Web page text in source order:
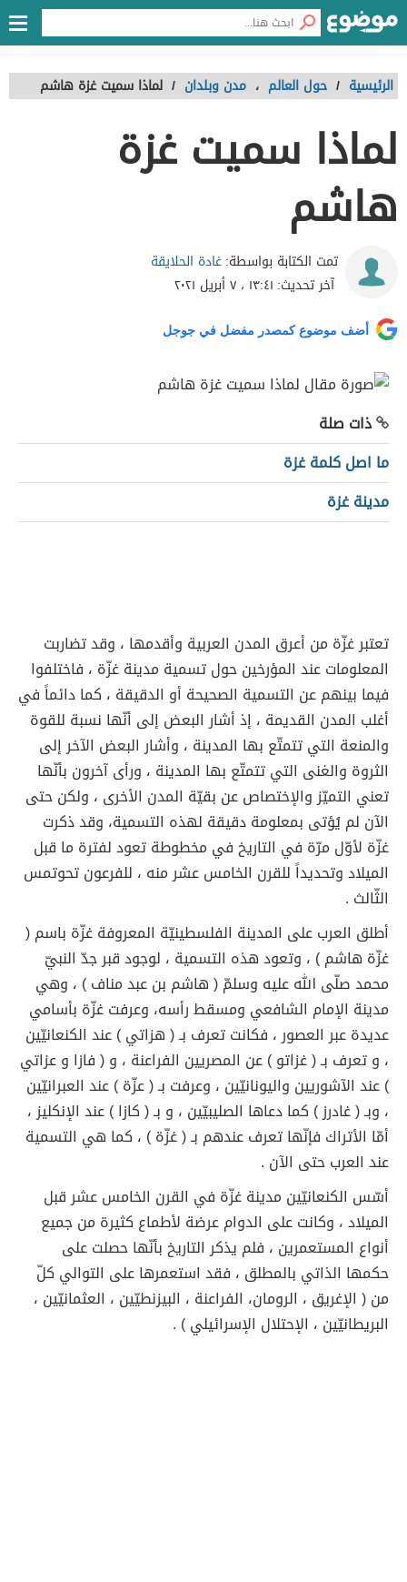
الرئيسية / حول العالم ، مدن وبلدان / لماذا سميت غزة هاشم
لماذا سميت غزة
هاشم
تمت الكتابة بواسطة:غادة الحلايقة
آخر تحديث: ١٣:٤١ ، ٧ أبريل ٢٠٢١
أضف موضوع كمصدر مفضل في جوجل
ذات صلة
ما اصل كلمة غزة
مدينة غزة
تعتبر غزّة من أعرق المدن العربية وأقدمها ، وقد تضاربت
المعلومات عند المؤرخين حول تسمية مدينة غزّة ، فاختلفوا
فيما بينهم عن التسمية الصحيحة أو الدقيقة ، كما دائماً في
أغلب المدن القديمة ، إذ أشار البعض إلى أنّها نسبة للقوة
والمنعة التي تتمتّع بها المدينة ، وأشار البعض الآخر إلى
الثروة والغنى التي تتمتّع بها المدينة ، ورأى آخرون بأنّها
تعني التميّز والإختصاص عن بقيّة المدن الأخرى ، ولكن حتى
الآن لم يُؤتى بمعلومة دقيقة لهذه التسمية، وقد ذكرت
غزّة لأوّل مرّة في التاريخ في مخطوطة تعود لفترة ما قبل
الميلاد وتحديداً للقرن الخامس عشر منه ، للفرعون تحوتمس
الثّالث .
أطلق العرب على المدينة الفلسطينيّة المعروفة غزّة باسم (
غزّة هاشم ) ، وتعود هذه التسمية ، لوجود قبر جدّ النبيّ
محمد صلّى الله عليه وسلمّ ( هاشم بن عبد مناف ) ، وهي
مدينة الإمام الشافعي ومسقط رأسه، وعرفت غزّة بأسامي
عديدة عبر العصور ، فكانت تعرف بـ ( هزاتي ) عند الكنعانيّين
، و تعرف بـ ( غزاتو ) عن المصريين الفراعنة ، و ( فازا و عزاتي
) عند الآشوريين واليونانيّين ، وعرفت بـ ( عزّة ) عند العبرانيّين
، وبـ ( غادرز ) كما دعاها الصليبيّين ، و بـ ( كازا ) عند الإنكليز ،
أمّا الأتراك فإنّها تعرف عندهم بـ ( غزّة ) ، كما هي التسمية
عند العرب حتى الآن .
أسّس الكنعانيّين مدينة غزّة في القرن الخامس عشر قبل
الميلاد ، وكانت على الدوام عرضة لأطماع كثيرة من جميع
أنواع المستعمرين ، فلم يذكر التاريخ بأنّها حصلت على
حكمها الذاتي بالمطلق ، فقد استعمرها على التوالي كلّ
من ( الإغريق ، الرومان، الفراعنة ، البيزنطيّين ، العثمانيّين ،
البريطانيّين ، الإحتلال الإسرائيلي ) .